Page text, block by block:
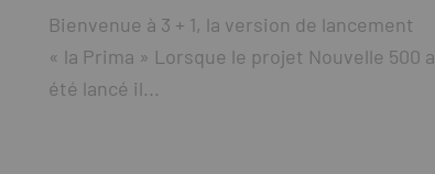
Bienvenue à 3 + 1, la version de lancement
« la Prima » Lorsque le projet Nouvelle 500 a
été lancé il...